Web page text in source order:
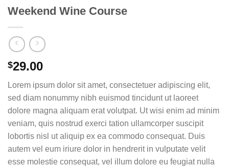
Weekend Wine Course
$29.00
Lorem ipsum dolor sit amet, consectetuer adipiscing elit,
sed diam nonummy nibh euismod tincidunt ut laoreet
dolore magna aliquam erat volutpat. Ut wisi enim ad minim
veniam, quis nostrud exerci tation ullamcorper suscipit
lobortis nisl ut aliquip ex ea commodo consequat. Duis
autem vel eum iriure dolor in hendrerit in vulputate velit
esse molestie consequat, vel illum dolore eu feugiat nulla